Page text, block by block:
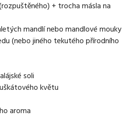
+ trocha másla na
mandlí nebo mandlové mouky
(nebo jiného tekutého přírodního
soli
květu
aroma